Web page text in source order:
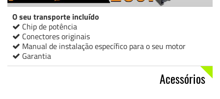
O seu transporte incluído
Chip de potência
Conectores originais
Manual de instalação específico para o seu motor
Garantia
Acessórios